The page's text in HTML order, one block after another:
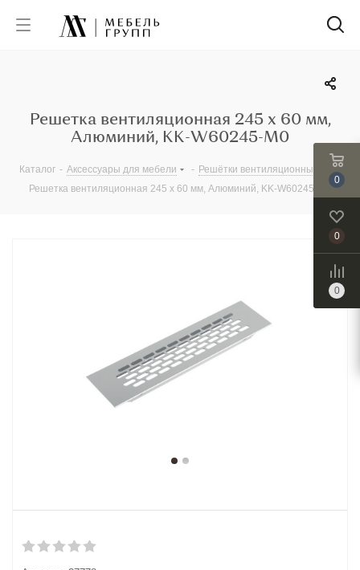
Решетка вентиляционная 245 х 60 мм,
Алюминий, KK-W60245-M0
Каталог - Аксессуары для мебели - Решётки вентиляционные
-
Решетка вентиляционная 245 х 60 мм, Алюминий, KK-W60245-M0
0
0
0